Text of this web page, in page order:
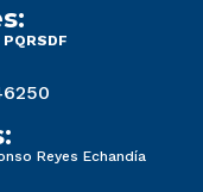
PQRSDF
Reyes Echandía